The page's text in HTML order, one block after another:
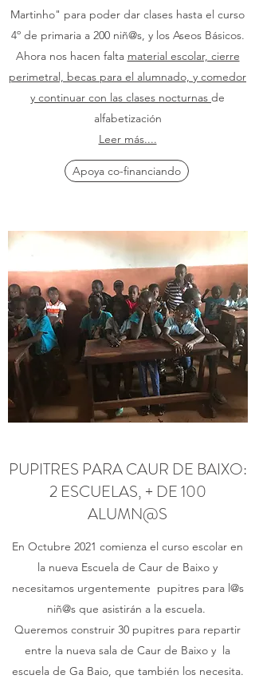
Martinho" para poder dar clases hasta el curso
4º de primaria a 200 niñ@s, y los Aseos Básicos.
Ahora nos hacen falta material escolar, cierre
perimetral, becas para el alumnado, y comedor
y continuar con las clases nocturnas de
alfabetización
Leer más....
Apoya co-financiando
PUPITRES PARA CAUR DE BAIXO:
2 ESCUELAS, + DE 100
ALUMN@S
En Octubre 2021 comienza el curso escolar en
la nueva Escuela de Caur de Baixo y
necesitamos urgentemente pupitres para l@s
niñ@s que asistirán a la escuela.
Queremos construir 30 pupitres para repartir
entre la nueva sala de Caur de Baixo y la
escuela de Ga Baio, que también los necesita.